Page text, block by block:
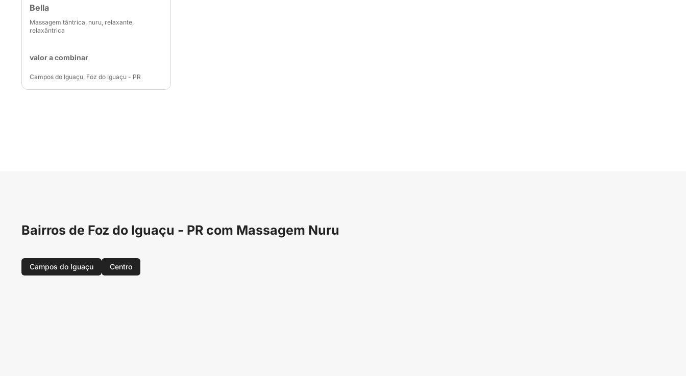
Bella
Massagem tântrica, nuru, relaxante,
relaxântrica
valor a combinar
Campos do Iguaçu, Foz do Iguaçu - PR
Bairros de Foz do Iguaçu - PR com Massagem Nuru
Campos do Iguaçu Centro